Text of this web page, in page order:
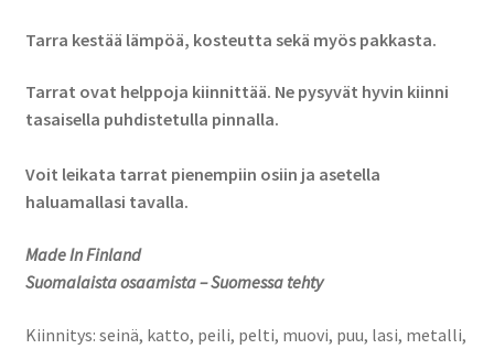
Tarra kestää lämpöä, kosteutta sekä myös pakkasta.
Tarrat ovat helppoja kiinnittää. Ne pysyvät hyvin kiinni
tasaisella puhdistetulla pinnalla.
Voit leikata tarrat pienempiin osiin ja asetella
haluamallasi tavalla.
Made In Finland
Suomalaista osaamista – Suomessa tehty
Kiinnitys: seinä, katto, peili, pelti, muovi, puu, lasi, metalli,